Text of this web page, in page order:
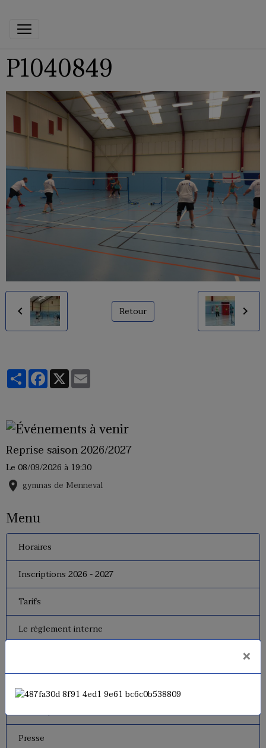
P1040849
Retour
PartagerFacebook
X
Reprise saison 2026/2027
Le 08/09/2026 à 19:30
gymnas de Menneval
Menu
Horaires
Inscriptions 2026 - 2027
Tarifs
Le règlement interne
Presse
×